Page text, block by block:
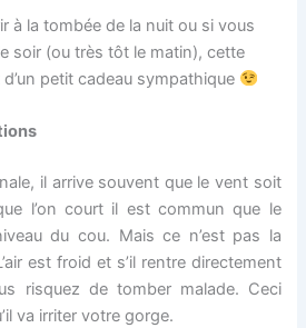
à la tombée de la nuit ou si vous
soir (ou très tôt le matin), cette
d’un petit cadeau sympathique
il arrive souvent que le vent soit
l’on court il est commun que le
du cou. Mais ce n’est pas la
est froid et s’il rentre directement
risquez de tomber malade. Ceci
va irriter votre gorge.